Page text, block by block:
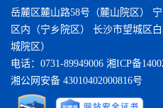
岳麓区麓山路58号（麓山院区）
区内（宁乡院区） 长沙市望城区
城院区）
电话：0731-89949006 湘ICP备
湘公网安备 43010402000816号